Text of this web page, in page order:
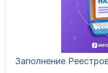
Заполнение